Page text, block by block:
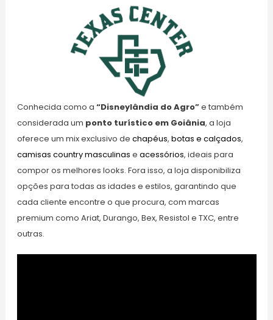
Conhecida como a “Disneylândia do Agro”e também
considerada um ponto turístico em Goiânia, a loja
oferece um mix exclusivo de chapéus, botas e calçados,
camisas country masculinas e acessórios, ideais para
compor os melhores looks. Fora isso, a loja disponibiliza
opções para todas as idades e estilos, garantindo que
cada cliente encontre o que procura, com marcas
premium como Ariat, Durango, Bex, Resistol e TXC, entre
outras.